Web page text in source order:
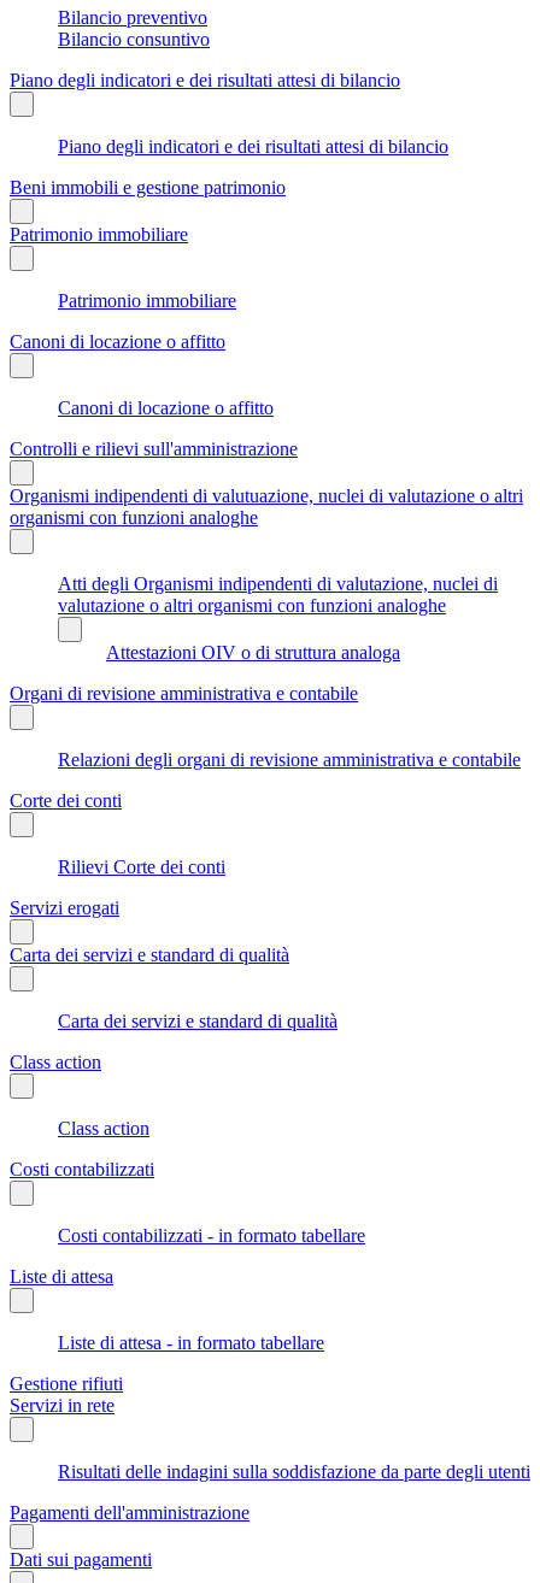
Bilancio preventivo
Bilancio consuntivo
Piano degli indicatori e dei risultati attesi di bilancio
Piano degli indicatori e dei risultati attesi di bilancio
Beni immobili e gestione patrimonio
Patrimonio immobiliare
Patrimonio immobiliare
Canoni di locazione o affitto
Canoni di locazione o affitto
Controlli e rilievi sull'amministrazione
Organismi indipendenti di valutuazione, nuclei di valutazione o altri
organismi con funzioni analoghe
Atti degli Organismi indipendenti di valutazione, nuclei di
valutazione o altri organismi con funzioni analoghe
Attestazioni OIV o di struttura analoga
Organi di revisione amministrativa e contabile
Relazioni degli organi di revisione amministrativa e contabile
Corte dei conti
Rilievi Corte dei conti
Servizi erogati
Carta dei servizi e standard di qualità
Carta dei servizi e standard di qualità
Class action
Class action
Costi contabilizzati
Costi contabilizzati - in formato tabellare
Liste di attesa
Liste di attesa - in formato tabellare
Gestione rifiuti
Servizi in rete
Risultati delle indagini sulla soddisfazione da parte degli utenti
Pagamenti dell'amministrazione
Dati sui pagamenti